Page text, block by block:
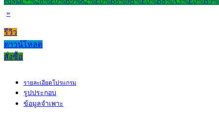
»
รีวิว
ดาวน์โหลด
สั่งซื้อ
รายละเอียดโปรแกรม
รูปประกอบ
ข้อมูลจำเพาะ